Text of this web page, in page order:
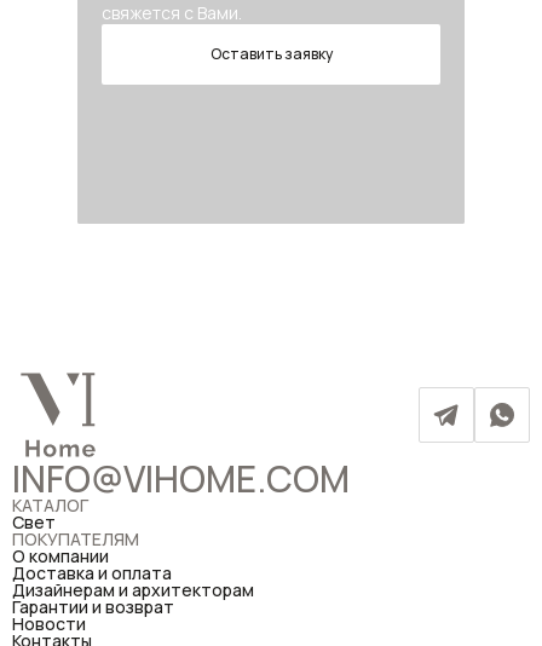
свяжется с Вами.
Оставить заявку
INFO@VIHOME.COM
КАТАЛОГ
Свет
ПОКУПАТЕЛЯМ
О компании
Доставка и оплата
Дизайнерам и архитекторам
Гарантии и возврат
Новости
Контакты